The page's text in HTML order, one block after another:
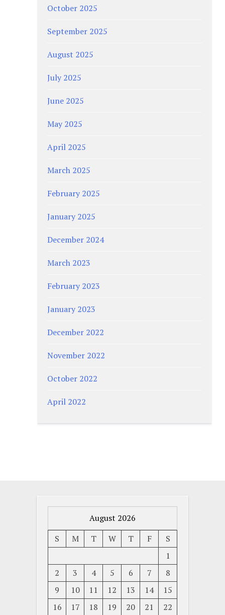
October 2025
September 2025
August 2025
July 2025
June 2025
May 2025
April 2025
March 2025
February 2025
January 2025
December 2024
March 2023
February 2023
January 2023
December 2022
November 2022
October 2022
April 2022
August 2026
S
M T W T F
S
1
2
3 4 5 6 7
8
9
10 11 12 13 14
15
16
17 18 19 20 21 22